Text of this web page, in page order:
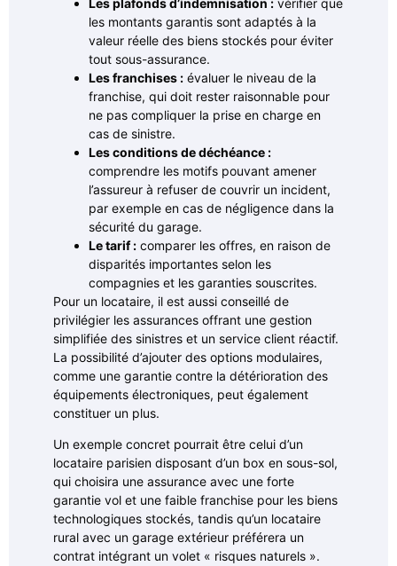
les montants garantis sont adaptés à la
valeur réelle des biens stockés pour éviter
tout sous-assurance.
Les franchises : évaluer le niveau de la
franchise, qui doit rester raisonnable pour
ne pas compliquer la prise en charge en
cas de sinistre.
Les conditions de déchéance :
comprendre les motifs pouvant amener
l’assureur à refuser de couvrir un incident,
par exemple en cas de négligence dans la
sécurité du garage.
Le tarif : comparer les offres, en raison de
disparités importantes selon les
compagnies et les garanties souscrites.
Pour un locataire, il est aussi conseillé de
privilégier les assurances offrant une gestion
simplifiée des sinistres et un service client réactif.
La possibilité d’ajouter des options modulaires,
comme une garantie contre la détérioration des
équipements électroniques, peut également
constituer un plus.
Un exemple concret pourrait être celui d’un
locataire parisien disposant d’un box en sous-sol,
qui choisira une assurance avec une forte
garantie vol et une faible franchise pour les biens
technologiques stockés, tandis qu’un locataire
rural avec un garage extérieur préférera un
contrat intégrant un volet « risques naturels ».